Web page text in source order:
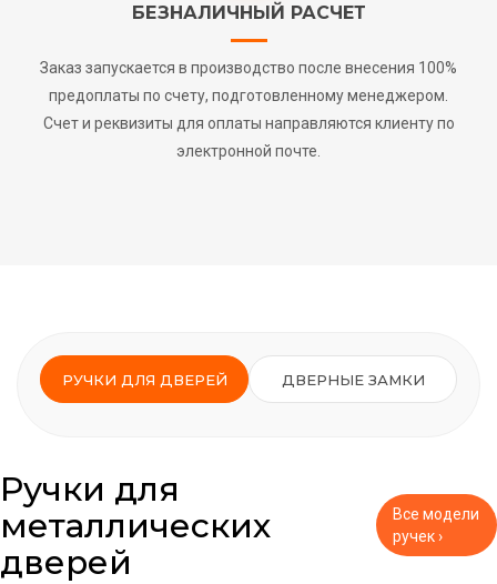
БЕЗНАЛИЧНЫЙ РАСЧЕТ
Заказ запускается в производство после внесения 100%
предоплаты по счету, подготовленному менеджером.
Счет и реквизиты для оплаты направляются клиенту по
электронной почте.
РУЧКИ ДЛЯ ДВЕРЕЙ ДВЕРНЫЕ ЗАМКИ
Ручки для
металлических
дверей
Все модели
ручек ›